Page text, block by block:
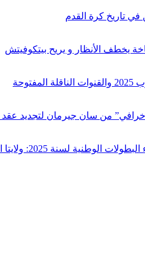
يخطف الأنظار و يريح بيتكوفيتش
من سان جيرمان لتجديد عقد
الجزائر وبجاية تحتضنان أغلبية المسابقات /اتحادية/